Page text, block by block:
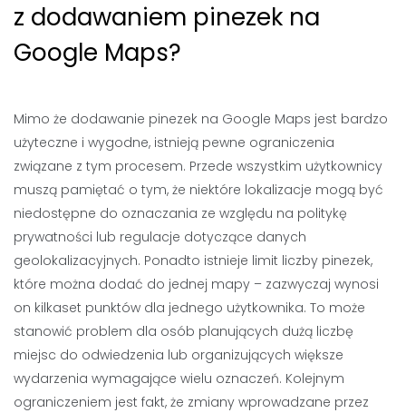
z dodawaniem pinezek na
Google Maps?
Mimo że dodawanie pinezek na Google Maps jest bardzo
użyteczne i wygodne, istnieją pewne ograniczenia
związane z tym procesem. Przede wszystkim użytkownicy
muszą pamiętać o tym, że niektóre lokalizacje mogą być
niedostępne do oznaczania ze względu na politykę
prywatności lub regulacje dotyczące danych
geolokalizacyjnych. Ponadto istnieje limit liczby pinezek,
które można dodać do jednej mapy – zazwyczaj wynosi
on kilkaset punktów dla jednego użytkownika. To może
stanowić problem dla osób planujących dużą liczbę
miejsc do odwiedzenia lub organizujących większe
wydarzenia wymagające wielu oznaczeń. Kolejnym
ograniczeniem jest fakt, że zmiany wprowadzane przez